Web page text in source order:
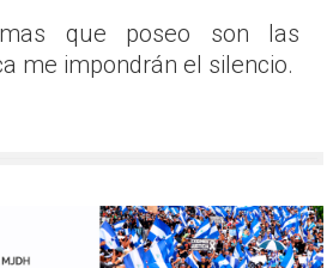
que poseo son las
me impondrán el silencio.